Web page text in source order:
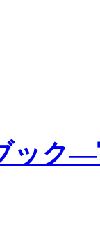
ック